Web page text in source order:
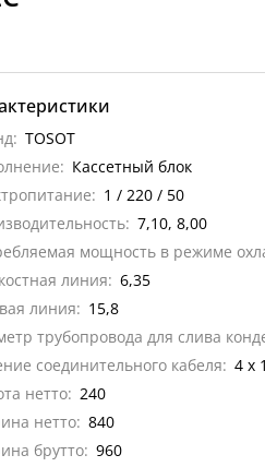
TOSOT
Кассетный блок
1 / 220 / 50
7,10, 8,00
мощность в режиме
линия: 6,35
линия: 15,8
трубопровода для слива
соединительного кабеля: 4 х
нетто: 240
нетто: 840
брутто: 960